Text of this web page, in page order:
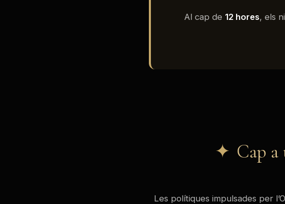
Al cap de 12 hores, els
Cap
Les polítiques impulsades per